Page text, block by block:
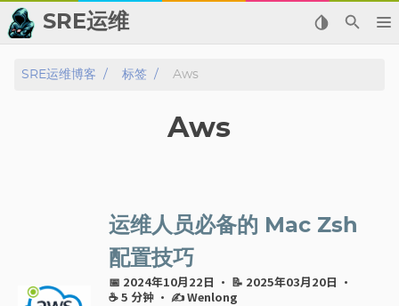
SRE运维
📂 归档
标签
SRE运维博客 标签 Aws
Aws
运维人员必备的 Mac Zsh
配置技巧
📅 2024年10月22日 · 📝 2025年03月20日 ·
☕ 5 分钟 · ✍ Wenlong